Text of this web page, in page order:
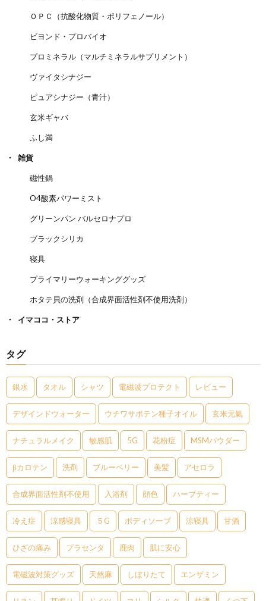
ＯＰＣ（抗酸化物質・ポリフェノール）
ビヨンド・プロバイオ
プロミネラル（マルチミネラルサプリメント）
ヴァイタシナジー
ピュアシナジー（青汁）
玄米ギャバ
ふし満
雑貨
磁性鍋
O4酸素パワーミスト
グリーンパン バルセロナプロ
ブラックシリカ
寝具
プライマリーウォーキンググッズ
ホタテ貝の洗剤（合成界面活性剤不使用洗剤）
イマココ・ストア
タグ
銀水 タオル シャツ 電磁波プロテクト レビュー
デザインドウォーター ウチワサボテン種子オイル 玄米元氣
ナチュラルメイク 敏感肌 5G 花粉症 MSMパウダー
βカロテン 洗剤 ブルーベリー 美髪 アセロラ
合成界面活性剤不使用 入浴剤 顔色 ハーブティー
冷え症 涼感寝具 ５G ボディソープ 涼寝具 甘酒
ひざの痛み プラセンタ 鹿肉 肌に安心
電磁波対策グッズ 天然麻 しぼりたて エンザミン